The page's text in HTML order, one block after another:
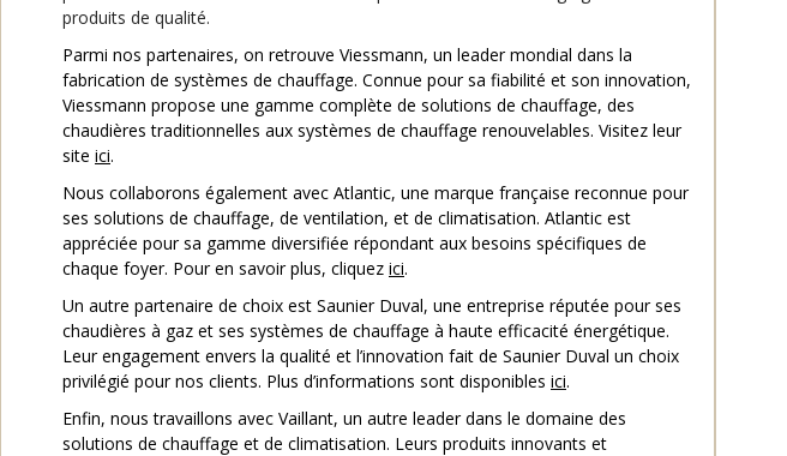
produits de qualité.
Parmi nos partenaires, on retrouve Viessmann, un leader mondial dans la
fabrication de systèmes de chauffage. Connue pour sa fiabilité et son innovation,
Viessmann propose une gamme complète de solutions de chauffage, des
chaudières traditionnelles aux systèmes de chauffage renouvelables. Visitez leur
site ici.
Nous collaborons également avec Atlantic, une marque française reconnue pour
ses solutions de chauffage, de ventilation, et de climatisation. Atlantic est
appréciée pour sa gamme diversifiée répondant aux besoins spécifiques de
chaque foyer. Pour en savoir plus, cliquez ici.
Un autre partenaire de choix est Saunier Duval, une entreprise réputée pour ses
chaudières à gaz et ses systèmes de chauffage à haute efficacité énergétique.
Leur engagement envers la qualité et l’innovation fait de Saunier Duval un choix
privilégié pour nos clients. Plus d’informations sont disponibles ici.
Enfin, nous travaillons avec Vaillant, un autre leader dans le domaine des
solutions de chauffage et de climatisation. Leurs produits innovants et